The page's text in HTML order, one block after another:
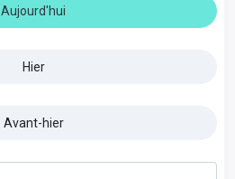
Aujourd'hui
Hier
Avant-hier